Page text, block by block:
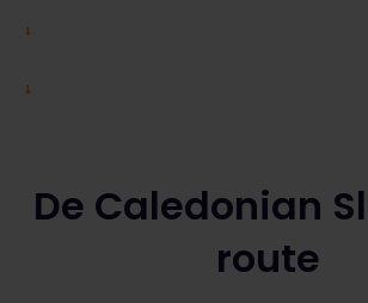
De Caledonian
route